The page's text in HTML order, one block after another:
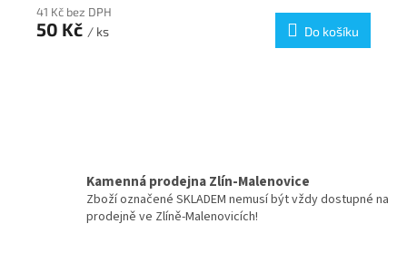
41 Kč bez DPH
50 Kč / ks Do košíku
Kamenná prodejna Zlín-Malenovice
Zboží označené SKLADEM nemusí být vždy dostupné na
prodejně ve Zlíně-Malenovicích!